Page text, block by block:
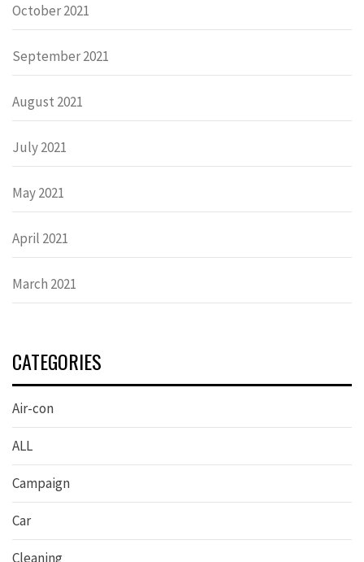
October 2021
September 2021
August 2021
July 2021
May 2021
April 2021
March 2021
CATEGORIES
Air-con
ALL
Campaign
Car
Cleaning